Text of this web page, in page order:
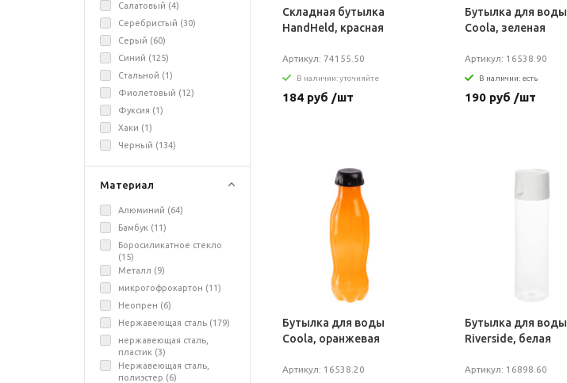
Салатовый (4)
Серебристый (30)
Серый (60)
Синий (125)
Стальной (1)
Фиолетовый (12)
Фуксия (1)
Хаки (1)
Черный (134)
Материал
Алюминий (64)
Бамбук (11)
Боросиликатное стекло
(15)
Металл (9)
микрогофрокартон (11)
Неопрен (6)
Нержавеющая сталь (179)
нержавеющая сталь,
пластик (3)
Нержавеющая сталь,
полиэстер (6)
Складная бутылка
HandHeld, красная
Артикул: 74155.50
В наличии: уточняйте
184 руб /шт
Бутылка для воды
Coola, зеленая
Артикул: 16538.90
В наличии: есть
190 руб /шт
Бутылка для воды
Coola, оранжевая
Артикул: 16538.20
Бутылка для воды
Riverside, белая
Артикул: 16898.60